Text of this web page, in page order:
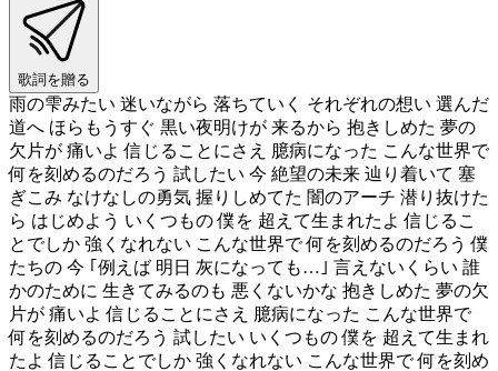
歌詞を贈る
雨の雫みたい 迷いながら 落ちていく それぞれの想い 選んだ
道へ ほらもうすぐ 黒い夜明けが 来るから 抱きしめた 夢の
欠片が 痛いよ 信じることにさえ 臆病になった こんな世界で
何を刻めるのだろう 試したい 今 絶望の未来 辿り着いて 塞
ぎこみ なけなしの勇気 握りしめてた 闇のアーチ 潜り抜けた
ら はじめよう いくつもの 僕を 超えて生まれたよ 信じるこ
とでしか 強くなれない こんな世界で 何を刻めるのだろう 僕
たちの 今 ｢例えば 明日 灰になっても…｣ 言えないくらい 誰
かのために 生きてみるのも 悪くないかな 抱きしめた 夢の欠
片が 痛いよ 信じることにさえ 臆病になった こんな世界で
何を刻めるのだろう 試したい いくつもの 僕を 超えて生まれ
たよ 信じることでしか 強くなれない こんな世界で 何を刻め